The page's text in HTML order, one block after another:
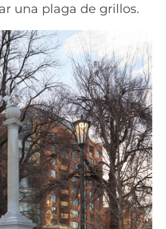
una plaga de grillos.